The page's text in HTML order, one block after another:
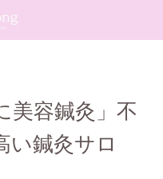
美容鍼灸」不
い鍼灸サロ